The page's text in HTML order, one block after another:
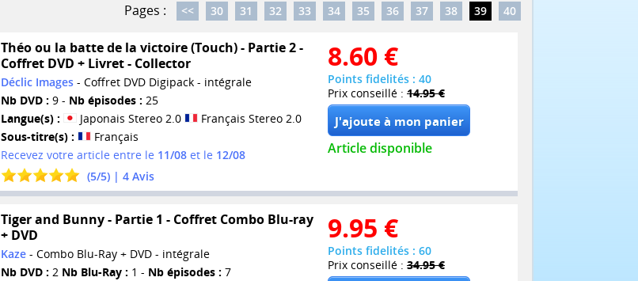
Pages : << 30 31 32 33 34 35 36 37 38 39 40
Théo ou la batte de la victoire (Touch) - Partie 2 -
Coffret DVD + Livret - Collector
Déclic Images- Coffret DVD Digipack - intégrale
Nb DVD : 9 - Nb épisodes : 25
Langue(s) :
Japonais Stereo 2.0
Français Stereo 2.0
Sous-titre(s) :
Français
Recevez votre article entre le 11/08et le 12/08
(5/5) | 4Avis
8.60 €
Points fidelités : 40
Prix conseillé : 14.95 €
Article disponible
Tiger and Bunny - Partie 1 - Coffret Combo Blu-ray
+ DVD
Kaze- Combo Blu-Ray + DVD - intégrale
Nb DVD : 2 Nb Blu-Ray : 1 - Nb épisodes : 7
9.95 €
Points fidelités : 60
Prix conseillé : 34.95 €